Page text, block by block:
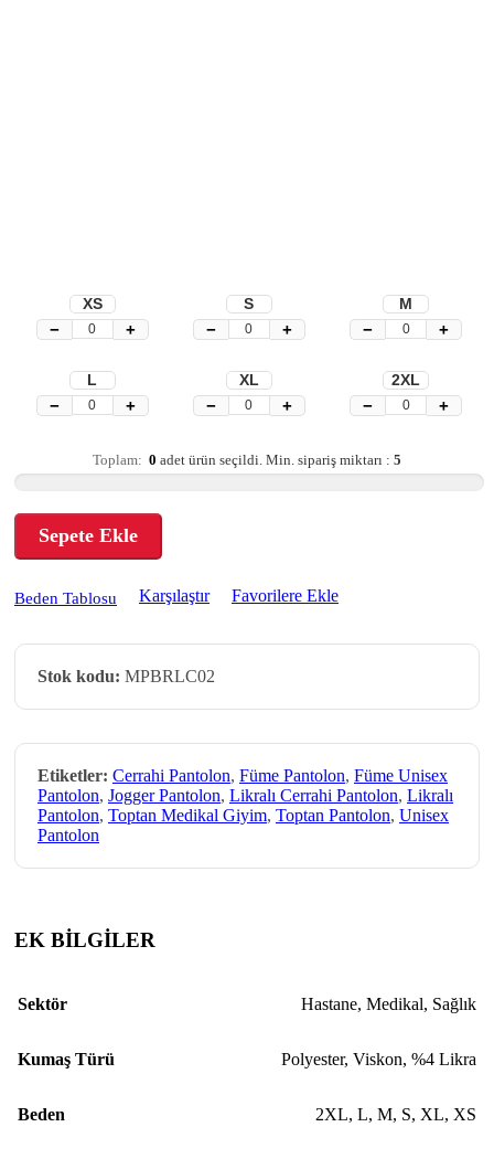
XS
− +
S
− +
M
− +
L
− +
XL
− +
2XL
− +
Toplam: 0 adet ürün seçildi. Min. sipariş miktarı : 5
Sepete Ekle
Beden Tablosu Karşılaştır Favorilere Ekle
Stok kodu: MPBRLC02
Etiketler: Cerrahi Pantolon, Füme Pantolon, Füme Unisex
Pantolon, Jogger Pantolon, Likralı Cerrahi Pantolon, Likralı
Pantolon, Toptan Medikal Giyim, Toptan Pantolon, Unisex
Pantolon
EK BİLGİLER
Sektör Hastane, Medikal, Sağlık
Kumaş Türü Polyester, Viskon, %4 Likra
Beden 2XL, L, M, S, XL, XS